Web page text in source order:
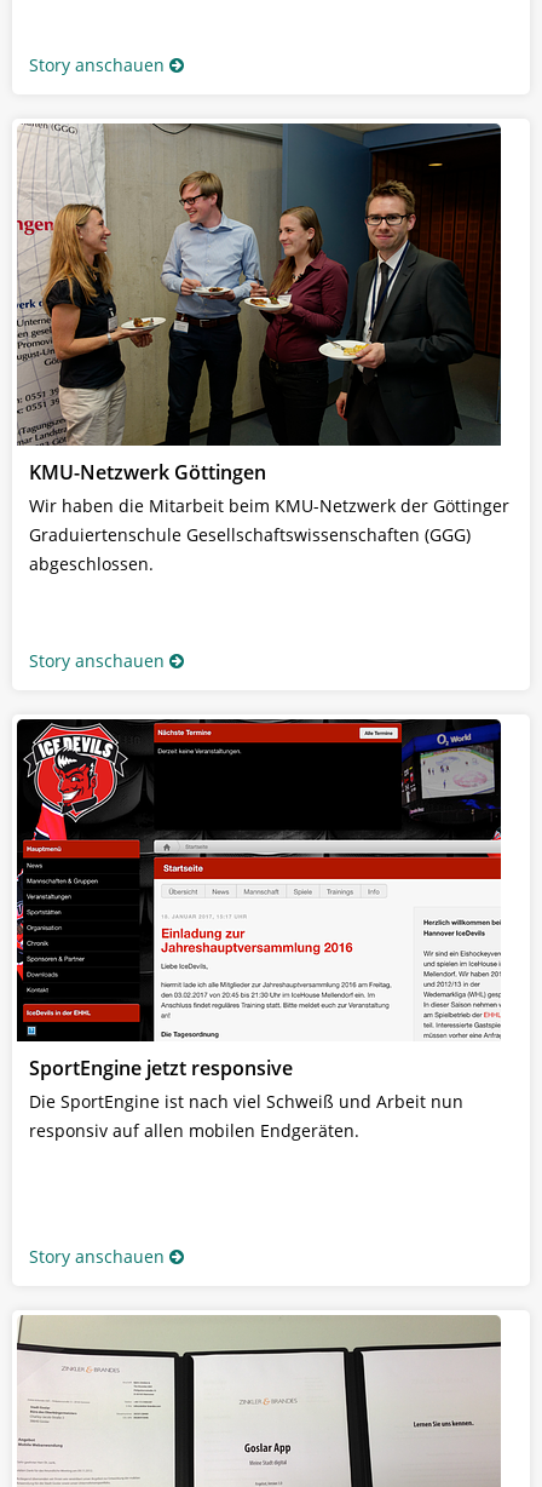
Story anschauen
KMU-Netzwerk Göttingen
Wir haben die Mitarbeit beim KMU-Netzwerk der Göttinger
Graduiertenschule Gesellschaftswissenschaften (GGG)
abgeschlossen.
Story anschauen
SportEngine jetzt responsive
Die SportEngine ist nach viel Schweiß und Arbeit nun
responsiv auf allen mobilen Endgeräten.
Story anschauen